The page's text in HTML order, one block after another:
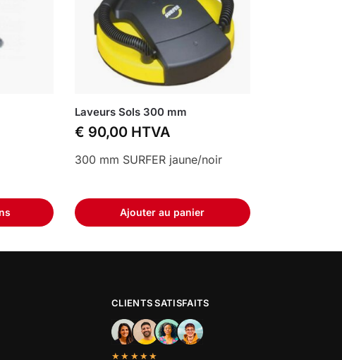
Laveurs Sols 300 mm
€ 90,00 HTVA
Ajouter au panier
300 mm SURFER jaune/noir
CLIENTS SATISFAITS
★★★★★